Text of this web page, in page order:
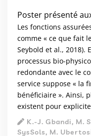
Poster présenté
Les fonctions
comme « ce que fait
Seybold et al., 2018).
processus bio-
redondante avec le
service suppose « la
bénéficiaire ». Ainsi,
existent pour
K.-J. Gbandi, M.
SysSols, M.